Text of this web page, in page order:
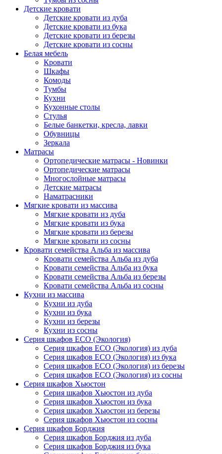
Детские кровати
Детские кровати из дуба
Детские кровати из бука
Детские кровати из березы
Детские кровати из сосны
Белая мебель
Кровати
Шкафы
Комоды
Тумбы
Кухни
Кухонные столы
Стулья
Белые банкетки, кресла, лавки
Обувницы
Зеркала
Матрасы
Ортопедические матрасы - Новинки
Ортопедические матрасы
Многослойные матрасы
Детские матрасы
Наматрасники
Мягкие кровати из массива
Мягкие кровати из дуба
Мягкие кровати из бука
Мягкие кровати из березы
Мягкие кровати из сосны
Кровати семейства Альба из массива
Кровати семейства Альба из дуба
Кровати семейства Альба из бука
Кровати семейства Альба из березы
Кровати семейства Альба из сосны
Кухни из массива
Кухни из дуба
Кухни из бука
Кухни из березы
Кухни из сосны
Серия шкафов ECO (Экология)
Серия шкафов ECO (Экология) из дуба
Серия шкафов ECO (Экология) из бука
Серия шкафов ECO (Экология) из березы
Серия шкафов ECO (Экология) из сосны
Серия шкафов Хьюстон
Серия шкафов Хьюстон из дуба
Серия шкафов Хьюстон из бука
Серия шкафов Хьюстон из березы
Серия шкафов Хьюстон из сосны
Серия шкафов Борджия
Серия шкафов Борджия из дуба
Серия шкафов Борджия из бука